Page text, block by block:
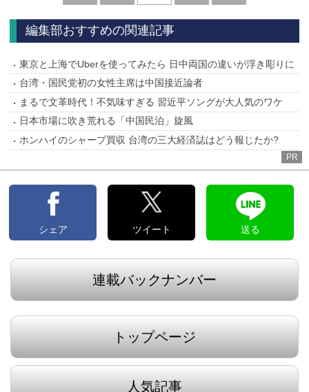
へ
へ
編集部おすすめの関連記事
東京と上海でUberを使ってみたら 日中両国の違いが浮き彫りに
台湾・国民党初の女性主席は中国接近論者
まるで文革時代！不気味すぎる 習近平ソングが大人気のワケ
日本市場に吹き荒れる「中国民泊」旋風
ホンハイのシャープ買収 台湾の三大経済誌はどう報じたか?
PR
シェア ツイート 送る
連載バックナンバー
トップページ
人気記事